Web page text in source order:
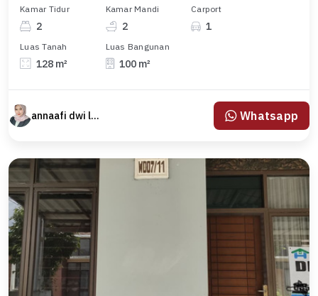
Kamar Tidur
2
Kamar Mandi
2
Carport
1
Luas Tanah
128 m²
Luas Bangunan
100 m²
annaafi dwi lestari Whatsapp